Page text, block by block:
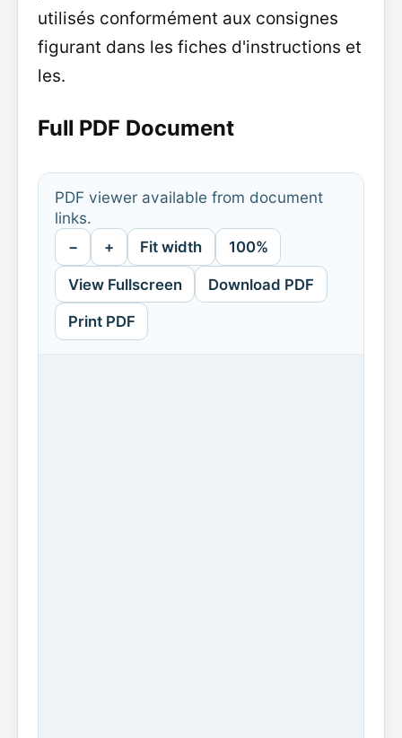
utilisés conformément aux consignes
figurant dans les fiches d'instructions et
les.
Full PDF Document
PDF viewer available from document
links.
− + Fit width 100%
View Fullscreen Download PDF
Print PDF